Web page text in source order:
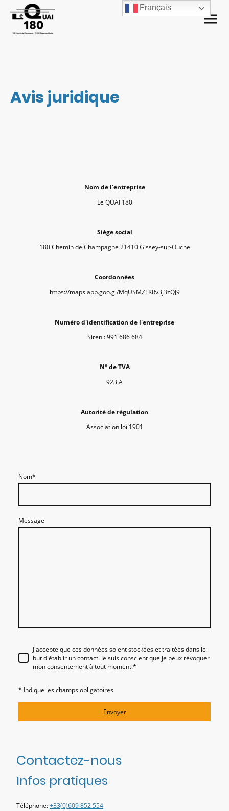
Avis juridique
Nom de l'entreprise
Le QUAI 180
Siège social
180 Chemin de Champagne 21410 Gissey-sur-Ouche
Coordonnées
https://maps.app.goo.gl/MqUSMZFKRv3j3zQJ9
Numéro d'identification de l'entreprise
Siren : 991 686 684
N° de TVA
923 A
Autorité de régulation
Association loi 1901
Nom*
Message
J'accepte que ces données soient stockées et traitées dans le
but d'établir un contact. Je suis conscient que je peux révoquer
mon consentement à tout moment.*
* Indique les champs obligatoires
Envoyer
Contactez-nous
Infos pratiques
Téléphone:+33(0)609 852 554
Français